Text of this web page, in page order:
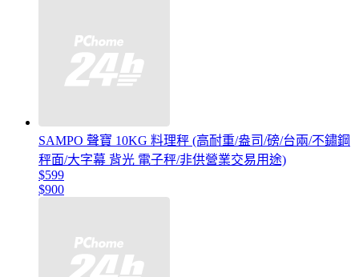
SAMPO 聲寶 10KG 料理秤 (高耐重/盎司/磅/台兩/不鏽鋼
秤面/大字幕 背光 電子秤/非供營業交易用途)
$599
$900